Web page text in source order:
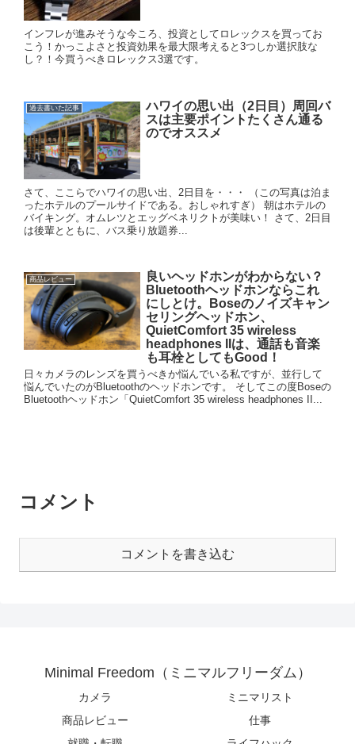
インフレが進みそうな今ころ、投資としてロレックスを買ってお
こう！かっこよさと投資効果を最大限考えると3つしか選択肢な
し？！今買うべきロレックス3選です。
過去書いた記事
ハワイの思い出（2日目）周回バ
スは主要ポイントたくさん通る
のでオススメ
さて、ここらでハワイの思い出、2日目を・・・ （この写真は泊ま
ったホテルのプールサイドである。おしゃれすぎ） 朝はホテルの
バイキング。オムレツとエッグベネリクトが美味い！ さて、2日目
は後輩とともに、バス乗り放題券...
商品レビュー
良いヘッドホンがわからない？
Bluetoothヘッドホンならこれ
にしとけ。Boseのノイズキャン
セリングヘッドホン、
QuietComfort 35 wireless
headphones IIは、通話も音楽
も耳栓としてもGood！
日々カメラのレンズを買うべきか悩んでいる私ですが、並行して
悩んでいたのがBluetoothのヘッドホンです。 そしてこの度Boseの
Bluetoothヘッドホン「QuietComfort 35 wireless headphones II...
コメント
コメントを書き込む
Minimal Freedom（ミニマルフリーダム）
カメラ
ミニマリスト
商品レビュー
仕事